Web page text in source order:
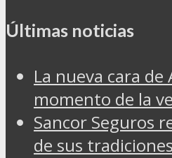
Últimas noticias
La nueva cara de
momento de la
Sancor Seguros
de sus